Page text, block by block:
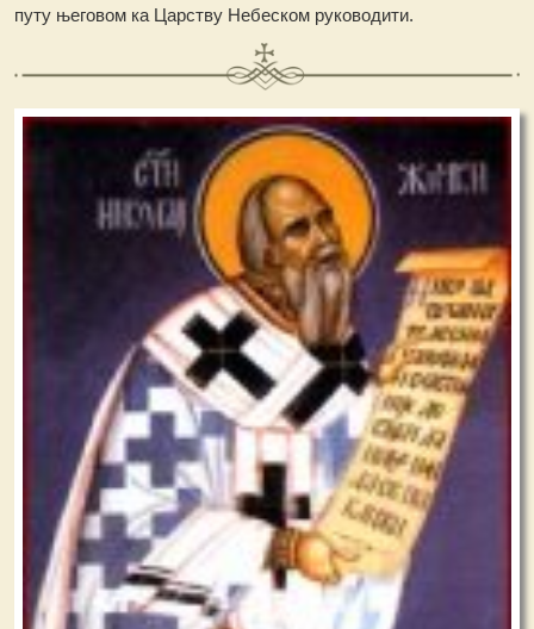
путу његовом ка Царству Небеском руководити.